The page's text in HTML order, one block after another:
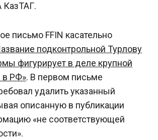
письмо FFIN касательно
подконтрольной Турлову
фигурирует в деле крупной
РФ». В первом письме
удалить указанный
описанную в публикации
«не соответствующей